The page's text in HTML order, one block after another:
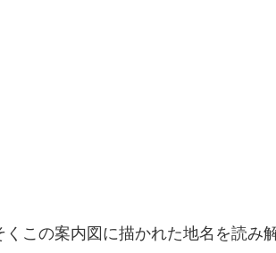
この案内図に描かれた地名を読み